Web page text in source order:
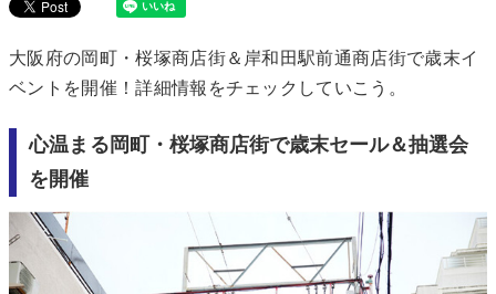
大阪府の岡町・桜塚商店街＆岸和田駅前通商店街で歳末イ
ベントを開催！詳細情報をチェックしていこう。
心温まる岡町・桜塚商店街で歳末セール＆抽選会
を開催